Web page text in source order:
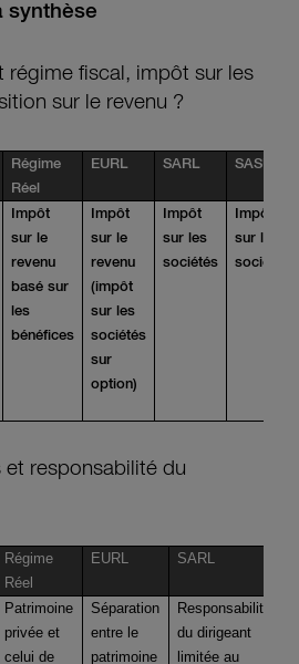
synthèse
régime fiscal, impôt sur les
sur le revenu ?
Régime
Réel
EURL SARL SASU
Impôt
sur le
revenu
basé sur
les
bénéfices
Impôt
sur le
revenu
(impôt
sur les
sociétés
sur
option)
Impôt
sur les
sociétés
Impôt
sur les
sociétés
responsabilité du
Régime
Réel
EURL SARL
Patrimoine
privée et
celui de
Séparation
entre le
patrimoine
Responsabilité
du dirigeant
limitée au